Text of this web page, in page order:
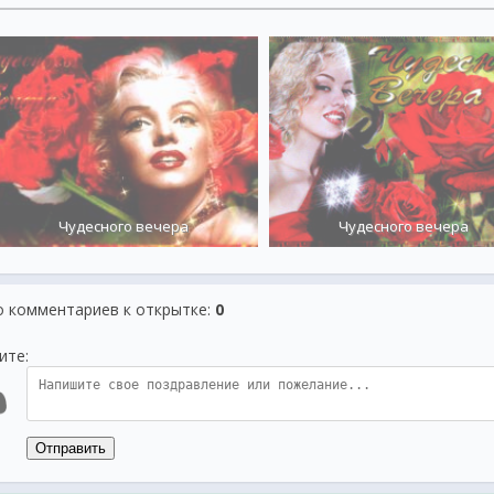
Чудесного вечера Чудесного вечера
комментариев к открытке: 0
Отправить